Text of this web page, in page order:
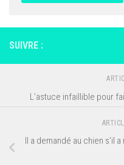
SUIVRE :
L’astuce infaillible pour
Il a demandé au chien s’il